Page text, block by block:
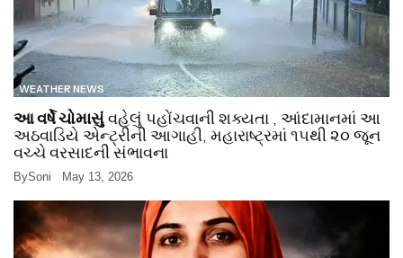
WEATHER NEWS
આ વર્ષે ચોમાસુંવહેલું પહોંચવાની શક્યતા , આંદામાનમાં આ
અઠવાડિયે એન્ટ્રીની આગાહી, મહારાષ્ટ્રમાં ૧૫થી ૨૦ જૂન
વચ્ચે વરસાદની સંભાવના
BySoni May 13, 2026